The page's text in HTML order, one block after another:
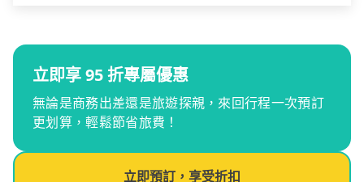
立即享 95 折專屬優惠
無論是商務出差還是旅遊探親，來回行程一次預訂
更划算，輕鬆節省旅費！
立即預訂，享受折扣